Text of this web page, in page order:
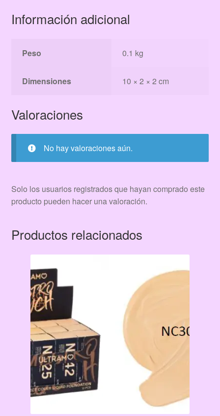
Información adicional
Peso 0.1 kg
Dimensiones 10 × 2 × 2 cm
Valoraciones
No hay valoraciones aún.
Solo los usuarios registrados que hayan comprado este
producto pueden hacer una valoración.
Productos relacionados